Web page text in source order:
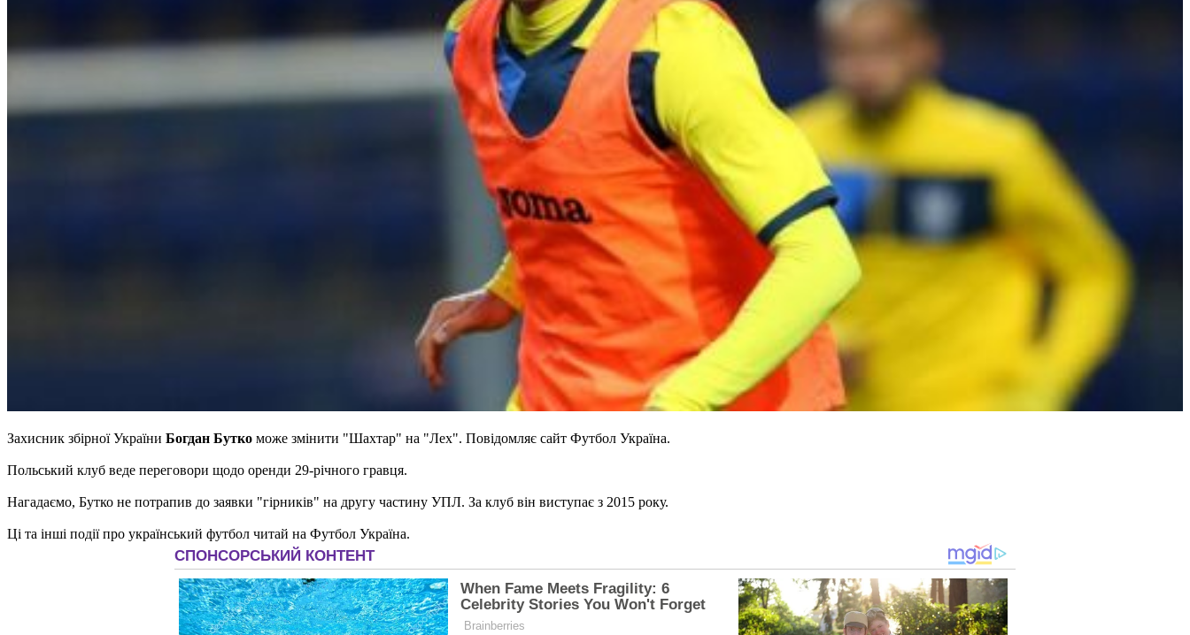
Захисник збірної України Богдан Бутко може змінити "Шахтар" на "Лех". Повідомляє сайт Футбол Україна.
Польський клуб веде переговори щодо оренди 29-річного гравця.
Нагадаємо, Бутко не потрапив до заявки "гірників" на другу частину УПЛ. За клуб він виступає з 2015 року.
Ці та інші події про український футбол читай на Футбол Україна.